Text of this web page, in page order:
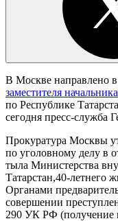
В Москве направлено
заместителя
по Республике
сегодня пресс-служба
Прокуратура Москвы
по уголовному делу в
тыла Министерства
Татарстан,40-летнего
Органами
совершении
290 УК РФ (получение